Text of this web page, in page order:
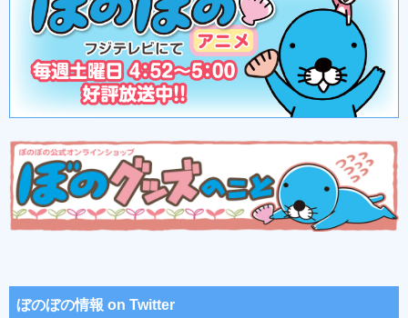
ぼのぼの情報 on Twitter